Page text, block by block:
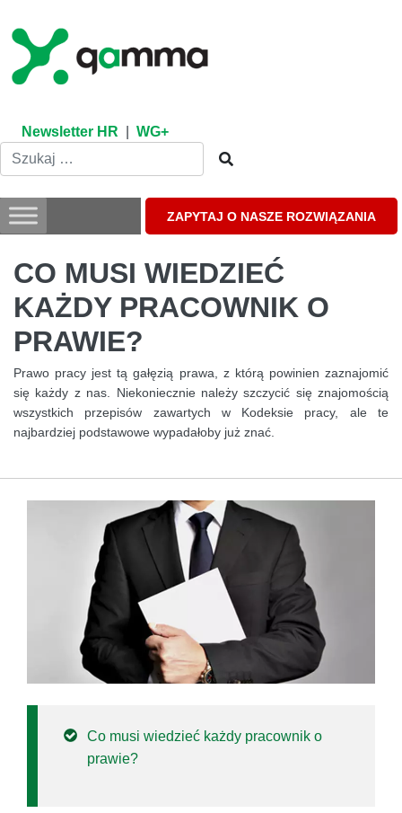
content
Newsletter HR WG+
ZAPYTAJ O NASZE ROZWIĄZANIA
CO MUSI WIEDZIEĆ
KAŻDY PRACOWNIK O
PRAWIE?
Prawo pracy jest tą gałęzią prawa, z którą powinien zaznajomić
się każdy z nas. Niekoniecznie należy szczycić się znajomością
wszystkich przepisów zawartych w Kodeksie pracy, ale te
najbardziej podstawowe wypadałoby już znać.
Co musi wiedzieć każdy pracownik o
prawie?